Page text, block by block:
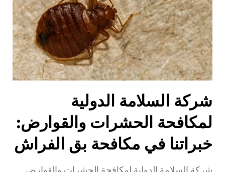
شركة السلامة الدولية
لمكافحة الحشرات والقوارض:
خبراتنا في مكافحة بق الفراش
شركة السلامة الدولية لمكافحة الحشرات والقوارض